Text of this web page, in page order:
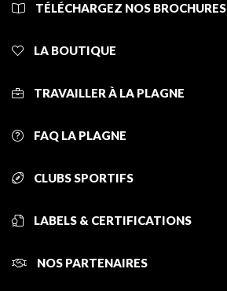
TÉLÉCHARGEZ NOS BROCHURES
LA BOUTIQUE
TRAVAILLER À LA PLAGNE
FAQ LA PLAGNE
CLUBS SPORTIFS
LABELS & CERTIFICATIONS
NOS PARTENAIRES